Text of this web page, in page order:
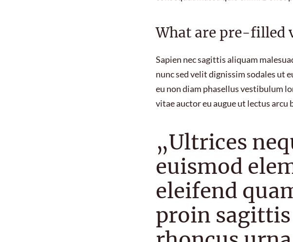
What are pre-filled
Sapien nec sagittis aliquam
nunc sed velit dignissim sodales ut
eu non diam phasellus vestibulum
vitae auctor eu augue ut lectus arcu
„Ultrices
euismod
eleifend
proin